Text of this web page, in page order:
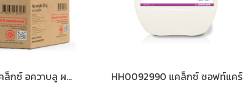
HH0087590 แคล็กซ์ อควาบลู ผงซักฟอกสูตรไม่มีน้ำหอม HH0092990 แคล็กซ์ ซอฟท์แคร์